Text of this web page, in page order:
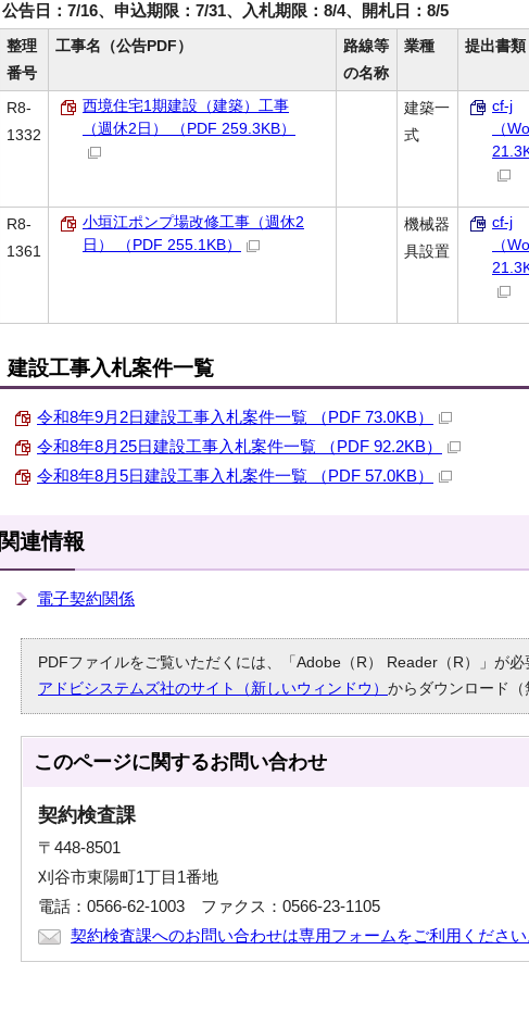
公告日：7/16、申込期限：7/31、入札期限：8/4、開札日：8/5
整理
番号
工事名（公告PDF）
路線等
の名称
業種 提出書類
R8-
1332
西境住宅1期建設（建築）工事
（週休2日） （PDF 259.3KB）
建築一
式
cf-j
（
R8-
1361
小垣江ポンプ場改修工事（週休2
日） （PDF 255.1KB）
機械器
具設置
cf-j
（
建設工事入札案件一覧
令和8年9月2日建設工事入札案件一覧 （PDF 73.0KB）
令和8年8月25日建設工事入札案件一覧 （PDF 92.2KB）
令和8年8月5日建設工事入札案件一覧 （PDF 57.0KB）
関連情報
電子契約関係
PDFファイルをご覧いただくには、「Adobe（R） Reader（R）」が
アドビシステムズ社のサイト（新しいウィンドウ） からダウンロード（
このページに関するお問い合わせ
契約検査課
〒448-8501
刈谷市東陽町1丁目1番地
電話：0566-62-1003 ファクス：0566-23-1105
契約検査課へのお問い合わせは専用フォームをご利用ください